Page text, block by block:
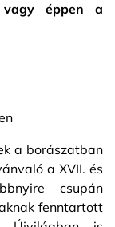
vagy éppen a
a borászatban
a XVII. és
csupán
fenntartott